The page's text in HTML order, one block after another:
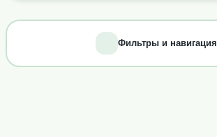
Фильтры и навигация